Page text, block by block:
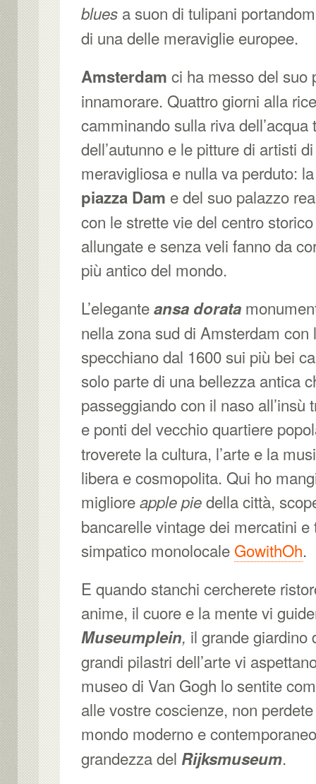
blues a suon di tulipani
di una delle meraviglie europee.
Amsterdam ci ha messo del suo
innamorare. Quattro giorni alla
camminando sulla riva dell’acqua
dell’autunno e le pitture di artisti
meravigliosa e nulla va perduto:
piazza Dam e del suo palazzo
con le strette vie del centro
allungate e senza veli fanno da
più antico del mondo.
L’eleganteansa dorata
nella zona sud di Amsterdam con
specchiano dal 1600 sui più bei
solo parte di una bellezza antica
passeggiando con il naso all’insù
e ponti del vecchio quartiere
troverete la cultura, l’arte e la
libera e cosmopolita. Qui ho
miglioreapple piedella città,
bancarelle vintage dei mercatini e
simpatico monolocale GowithOh.
E quando stanchi cercherete
anime, il cuore e la mente vi
Museumplein, il grande giardino
grandi pilastri dell’arte vi
museo di Van Gogh lo sentite
alle vostre coscienze, non
mondo moderno e
grandezza del Rijksmuseum.